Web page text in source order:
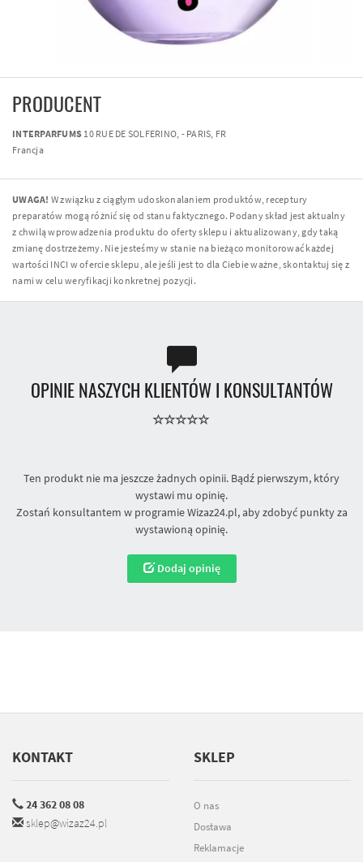
PRODUCENT
INTERPARFUMS 10 RUE DE SOLFERINO, - PARIS, FR
Francja
UWAGA! W związku z ciągłym udoskonalaniem produktów, receptury
preparatów mogą różnić się od stanu faktycznego. Podany skład jest aktualny
z chwilą wprowadzenia produktu do oferty sklepu i aktualizowany, gdy taką
zmianę dostrzeżemy. Nie jesteśmy w stanie na bieżąco monitorować każdej
wartości INCI w ofercie sklepu, ale jeśli jest to dla Ciebie ważne, skontaktuj się z
nami w celu weryfikacji konkretnej pozycji.
OPINIE NASZYCH KLIENTÓW I KONSULTANTÓW
Ten produkt nie ma jeszcze żadnych opinii. Bądź pierwszym, który
wystawi mu opinię.
Zostań konsultantem w programie Wizaz24.pl, aby zdobyć punkty za
wystawioną opinię.
Dodaj opinię
KONTAKT
24 362 08 08
sklep@wizaz24.pl
SKLEP
O nas
Dostawa
Reklamacje